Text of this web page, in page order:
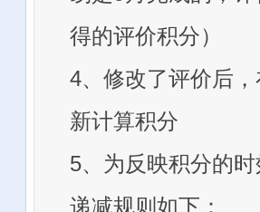
得的评价积分）
4、修改了评价后
新计算积分
5、为反映积分的
递减规则如下：